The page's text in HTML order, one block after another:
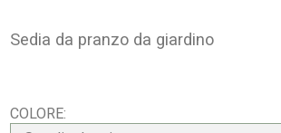
Sedia da pranzo da giardino
COLORE